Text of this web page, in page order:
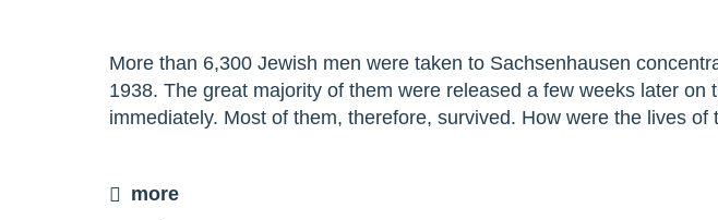
More than 6,300 Jewish men were taken to Sachsenhausen
1938. The great majority of them were released a few weeks later
immediately. Most of them, therefore, survived. How were the lives
more